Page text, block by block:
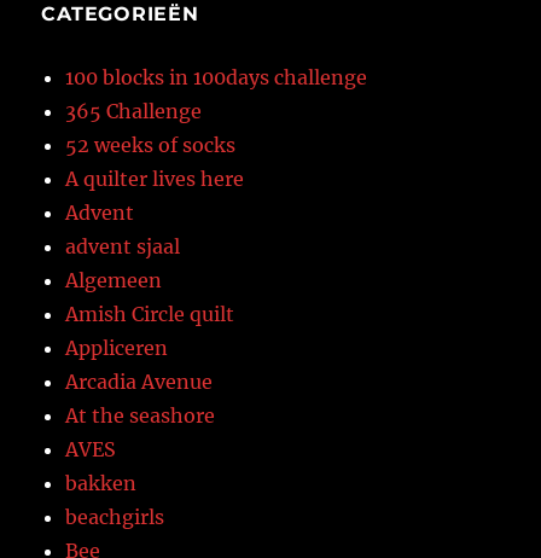
CATEGORIEËN
100 blocks in 100days challenge
365 Challenge
52 weeks of socks
A quilter lives here
Advent
advent sjaal
Algemeen
Amish Circle quilt
Appliceren
Arcadia Avenue
At the seashore
AVES
bakken
beachgirls
Bee